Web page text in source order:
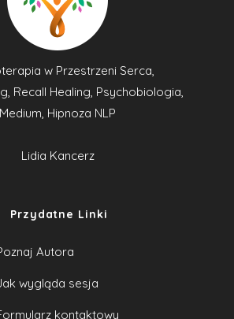
w Przestrzeni Serca,
Recall Healing, Psychobiologia,
Medium, Hipnoza NLP
Lidia Kancerz
Przydatne Linki
Autora
wygląda sesja
kontaktowy